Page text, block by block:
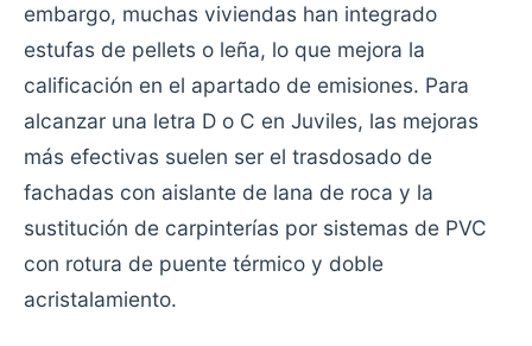
embargo, muchas viviendas han integrado
estufas de pellets o leña, lo que mejora la
calificación en el apartado de emisiones. Para
alcanzar una letra D o C en Juviles, las mejoras
más efectivas suelen ser el trasdosado de
fachadas con aislante de lana de roca y la
sustitución de carpinterías por sistemas de PVC
con rotura de puente térmico y doble
acristalamiento.